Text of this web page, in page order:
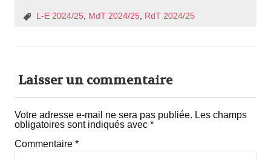
L-E 2024/25 MdT 2024/25 RdT 2024/25
Laisser un commentaire
Votre adresse e-mail ne sera pas publiée. Les champs
obligatoires sont indiqués avec *
Commentaire *